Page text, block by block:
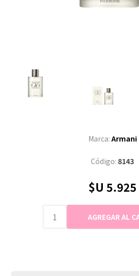
Marca: Armani
Código: 8143
$U 5.925